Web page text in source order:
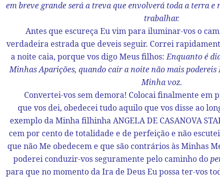
em breve grande será a treva que envolverá toda a terra
trabalhar.
Antes que escureça Eu vim para iluminar-vos o
verdadeira estrada que deveis seguir. Correi
a noite caia, porque vos digo Meus filhos:Enquanto é
Minhas Aparições, quando cair a noite não mais
Minha voz.
Convertei-vos sem demora! Colocai finalmente em
que vos dei, obedecei tudo aquilo que vos disse ao
exemplo da Minha filhinhaANGELA DE CASANOVA
cem por cento de totalidade e de perfeição e não
que não Me obedecem e que são contrários às Minhas
poderei conduzir-vos seguramente pelo caminho do
para que no momento da Ira de Deus Eu possa ter-vos